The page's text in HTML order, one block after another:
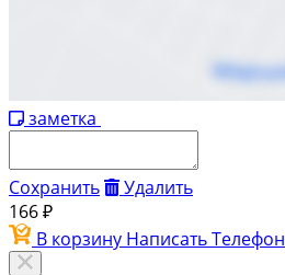
заметка
Сохранить
Удалить
166 ₽
В корзину НаписатьТелефон